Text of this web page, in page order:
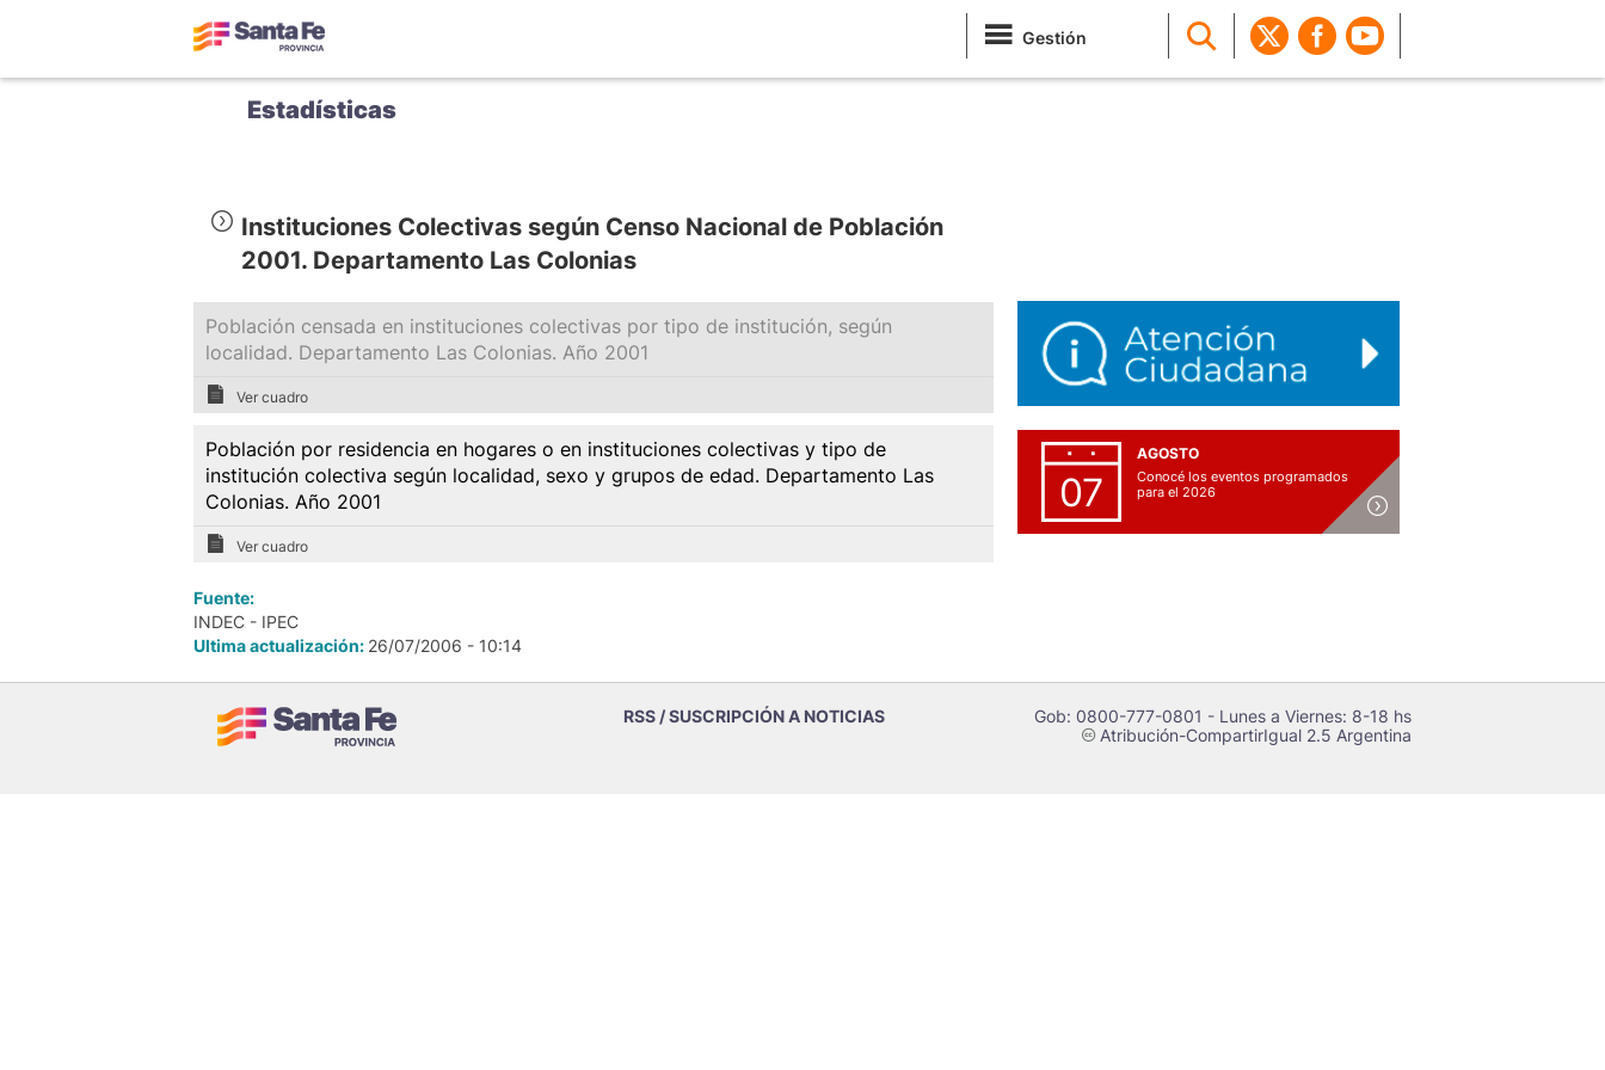
Gestión
Estadísticas
Instituciones Colectivas según Censo Nacional de Población
2001. Departamento Las Colonias
Población censada en instituciones colectivas por tipo de institución, según
localidad. Departamento Las Colonias. Año 2001
Ver cuadro
Población por residencia en hogares o en instituciones colectivas y tipo de
institución colectiva según localidad, sexo y grupos de edad. Departamento Las
Colonias. Año 2001
Ver cuadro
Fuente:
INDEC - IPEC
Ultima actualización: 26/07/2006 - 10:14
07
AGOSTO
Conocé los eventos programados
para el 2026
RSS / SUSCRIPCIÓN A NOTICIAS Gob: 0800-777-0801 - Lunes a Viernes: 8-18 hs
cAtribución-CompartirIgual 2.5 Argentina